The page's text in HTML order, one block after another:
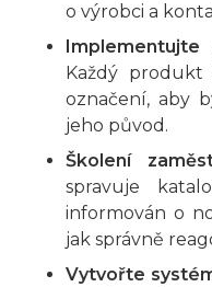
o výrobci a
Každý
označení, aby
jeho původ.
Školení
spravuje
informován o
jak správně
Vytvořte